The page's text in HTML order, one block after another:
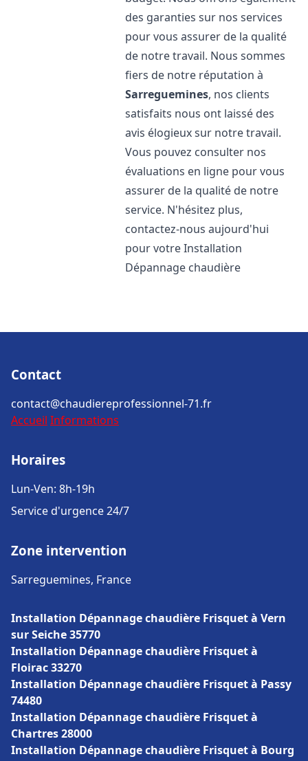
des garanties sur nos services
pour vous assurer de la qualité
de notre travail. Nous sommes
fiers de notre réputation à
Sarreguemines, nos clients
satisfaits nous ont laissé des
avis élogieux sur notre travail.
Vous pouvez consulter nos
évaluations en ligne pour vous
assurer de la qualité de notre
service. N'hésitez plus,
contactez-nous aujourd'hui
pour votre Installation
Dépannage chaudière
Contact
contact@chaudiereprofessionnel-71.fr
Accueil Informations
Horaires
Lun-Ven: 8h-19h
Service d'urgence 24/7
Zone intervention
Sarreguemines, France
Installation Dépannage chaudière Frisquet à Vern
sur Seiche 35770
Installation Dépannage chaudière Frisquet à
Floirac 33270
Installation Dépannage chaudière Frisquet à Passy
74480
Installation Dépannage chaudière Frisquet à
Chartres 28000
Installation Dépannage chaudière Frisquet à Bourg